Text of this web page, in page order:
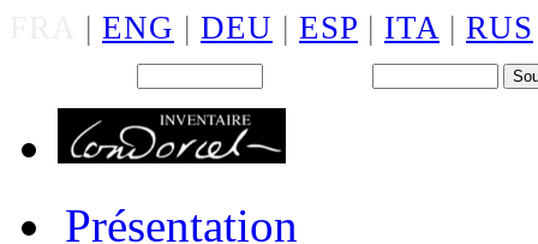
| ENG | DEU | ESP | ITA | RUS
Présentation